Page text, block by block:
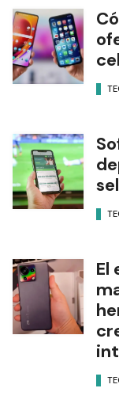
El